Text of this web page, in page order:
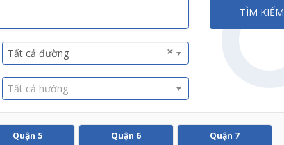
×
Tất cả đường
Tất cả hướng
TÌM KIẾM
Quận 5 Quận 6 Quận 7